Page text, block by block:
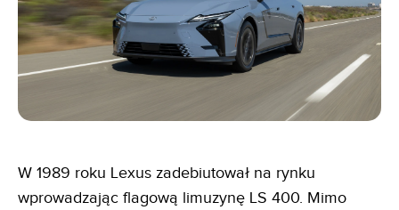
W 1989 roku Lexus zadebiutował na rynku
wprowadzając flagową limuzynę LS 400. Mimo